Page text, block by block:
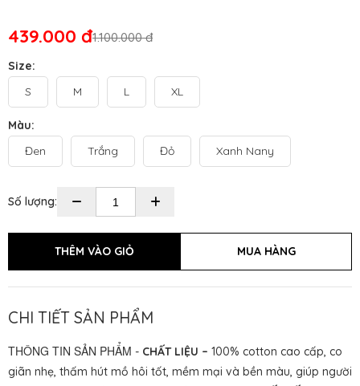
1.100.000 đ
439.000 đ
Size:
S
M L XL
Màu:
Đen
Trắng Đỏ Xanh Nany
Số lượng:
CHI TIẾT SẢN PHẨM
THÔNG TIN SẢN PHẨM - CHẤT LIỆU – 100% cotton cao cấp, co
giãn nhẹ, thấm hút mồ hôi tốt, mềm mại và bền màu, giúp người